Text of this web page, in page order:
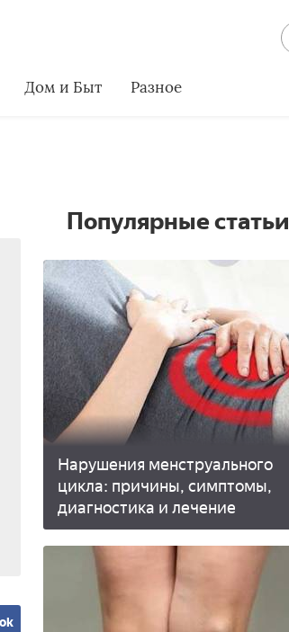
Дом и Быт Разное
Популярные статьи
Нарушения менструального
цикла: причины, симптомы,
диагностика и лечение